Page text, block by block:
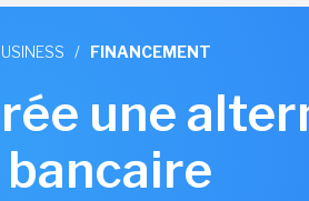
/ FINANCEMENT
une